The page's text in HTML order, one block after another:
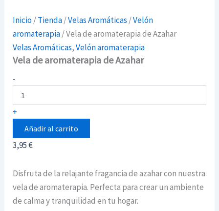
Inicio/Tienda/Velas Aromáticas /Velón
aromaterapia/ Vela de aromaterapia de Azahar
Velas Aromáticas,Velón aromaterapia
Vela de aromaterapia de Azahar
-
de
aromaterapia
de
Azahar
cantidad
+
Añadir al carrito
3,95€
Disfruta de la relajante fragancia de azahar con nuestra
vela de aromaterapia. Perfecta para crear un ambiente
de calma y tranquilidad en tu hogar.